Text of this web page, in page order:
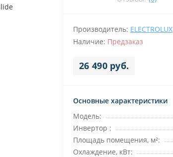
Производитель: ELECTROLUX
Наличие: Предзаказ
26 490 руб.
Основные характеристики
Модель:
Инвертор :
Площадь помещения, м²:
Охлаждение, кВт: